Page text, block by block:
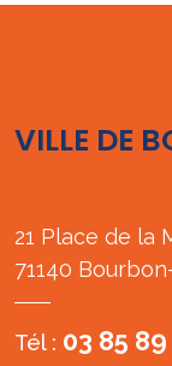
VILLE DE
21 Place de la
71140
Tél : 03 85